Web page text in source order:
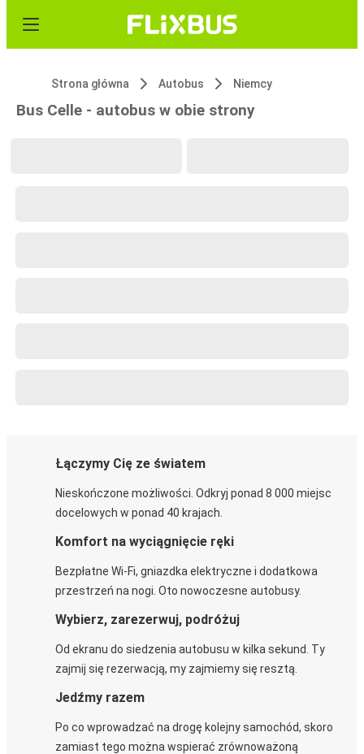
Strona główna Autobus Niemcy
Bus Celle - autobus w obie strony
Łączymy Cię ze światem
Nieskończone możliwości. Odkryj ponad 8 000 miejsc
docelowych w ponad 40 krajach.
Komfort na wyciągnięcie ręki
Bezpłatne Wi-Fi, gniazdka elektryczne i dodatkowa
przestrzeń na nogi. Oto nowoczesne autobusy.
Wybierz, zarezerwuj, podróżuj
Od ekranu do siedzenia autobusu w kilka sekund. Ty
zajmij się rezerwacją, my zajmiemy się resztą.
Jedźmy razem
Po co wprowadzać na drogę kolejny samochód, skoro
zamiast tego można wspierać zrównoważoną